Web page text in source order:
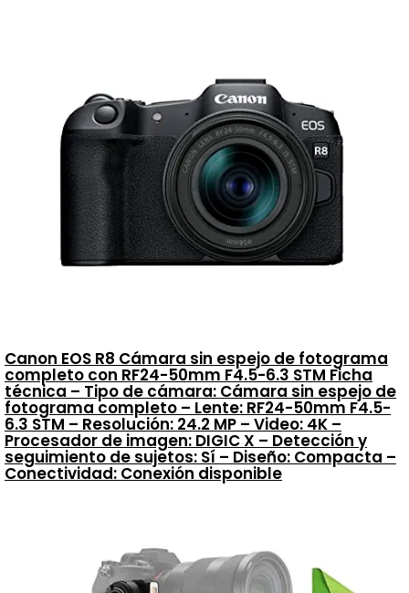
Canon EOS R8 Cámara sin espejo de fotograma
completo con RF24-50mm F4.5-6.3 STM Ficha
técnica – Tipo de cámara: Cámara sin espejo de
fotograma completo – Lente: RF24-50mm F4.5-
6.3 STM – Resolución: 24.2 MP – Video: 4K –
Procesador de imagen: DIGIC X – Detección y
seguimiento de sujetos: Sí – Diseño: Compacta –
Conectividad: Conexión disponible